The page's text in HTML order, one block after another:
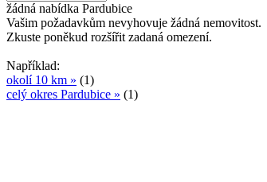
žádná nabídka Pardubice
Vašim požadavkům nevyhovuje žádná nemovitost.
Zkuste poněkud rozšířit zadaná omezení.
Například:
okolí 10 km » (1)
celý okres Pardubice » (1)